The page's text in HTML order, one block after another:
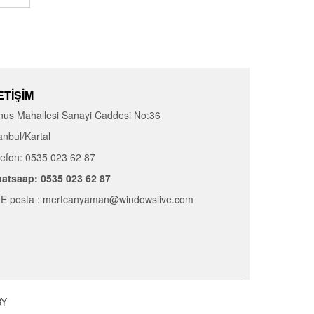
Mahallesi Sanayi Caddesi No:36
Kartal
0535 023 62 87
0535 023 62 87
posta : mertcanyaman@windowslive.com